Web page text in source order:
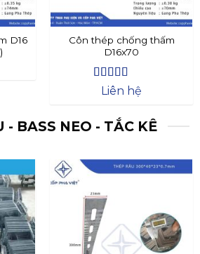
D16
Côn thép chống thấm
D16x70
Được xếp
5
Liên hệ
- BASS NEO - TẮC KÊ